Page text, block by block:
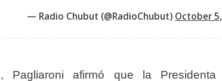
— Radio Chubut (@RadioChubut) October
Pagliaroni afirmó que la